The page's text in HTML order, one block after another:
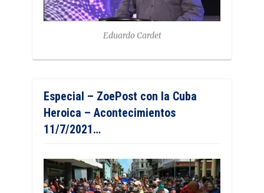
Eduardo Cardet
Especial – ZoePost con la Cuba
Heroica – Acontecimientos
11/7/2021…